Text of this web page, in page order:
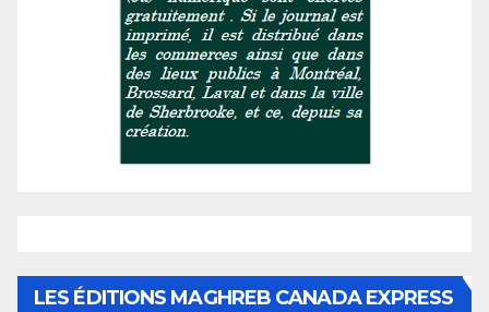
LES ÉDITIONS MAGHREB CANADA EXPRESS